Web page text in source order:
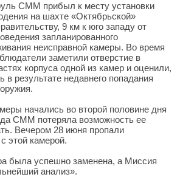
СММ прибыл к месту установки
на шахте «Октябрьской»
9 км к юго западу от
запланированного
неисправной камеры. Во время
заметили отверстие в
корпуса одной из камер и оценили,
в результате недавнего попадания
начались во второй половине дня
СММ потеряла возможность ее
Вечером 28 июня пропали
этой камерой.
была успешно заменена, а Миссия
анализ».